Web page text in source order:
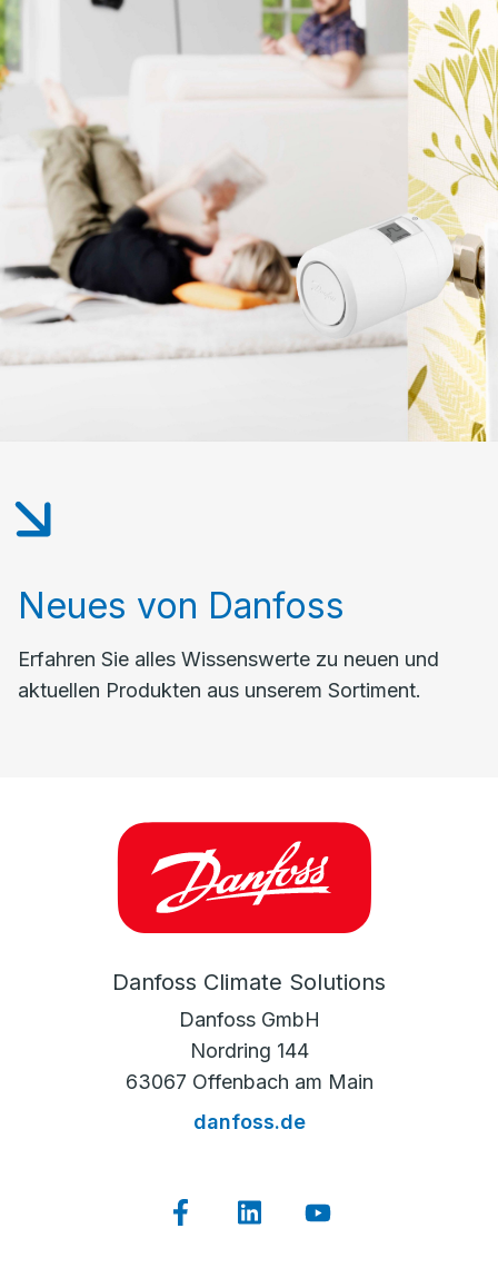
Neues von Danfoss
Erfahren Sie alles Wissenswerte zu neuen und
aktuellen Produkten aus unserem Sortiment.
Danfoss Climate Solutions
Danfoss GmbH
Nordring 144
63067 Offenbach am Main
danfoss.de